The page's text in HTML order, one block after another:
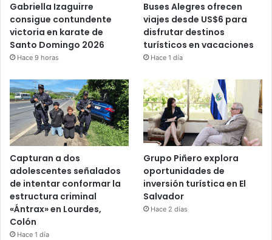
Gabriella Izaguirre
consigue contundente
victoria en karate de
Santo Domingo 2026
Hace 9 horas
Buses Alegres ofrecen
viajes desde US$6 para
disfrutar destinos
turísticos en vacaciones
Hace 1 día
Capturan a dos
adolescentes señalados
de intentar conformar la
estructura criminal
«Ántrax» en Lourdes,
Colón
Hace 1 día
Grupo Piñero explora
oportunidades de
inversión turística en El
Salvador
Hace 2 días